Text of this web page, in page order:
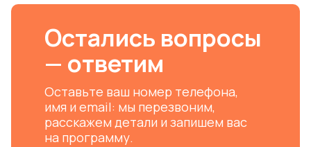
Остались вопросы
— ответим
Оставьте ваш номер телефона,
имя и email: мы перезвоним,
расскажем детали и запишем вас
на программу.